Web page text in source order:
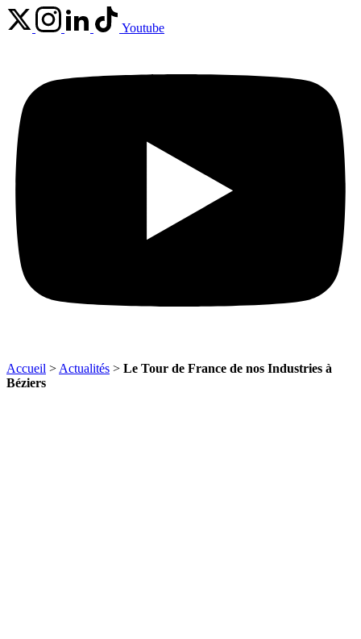
Youtube
Accueil > Actualités > Le Tour de France de nos Industries à
Béziers